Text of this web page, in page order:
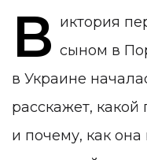
В иктория
сыном в
в Украине
расскажет,
и почему, как